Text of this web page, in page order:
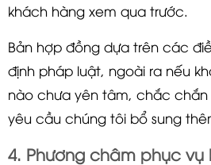
khách hàng xem qua trước.
Bản hợp đồng dựa trên các
định pháp luật, ngoài ra nếu
nào chưa yên tâm, chắc
yêu cầu chúng tôi bổ sung
4. Phương châm phục vụ